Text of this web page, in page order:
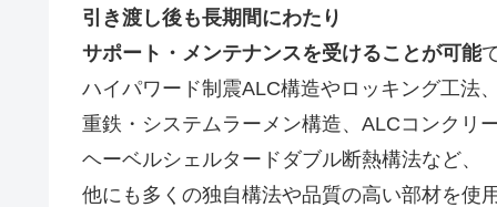
引き渡し後も長期間にわたり
サポート・メンテナンスを受けることが可能
ハイパワード制震ALC構造やロッキング工法
重鉄・システムラーメン構造、ALCコンクリ
ヘーベルシェルタードダブル断熱構法など、
他にも多くの独自構法や品質の高い部材を使